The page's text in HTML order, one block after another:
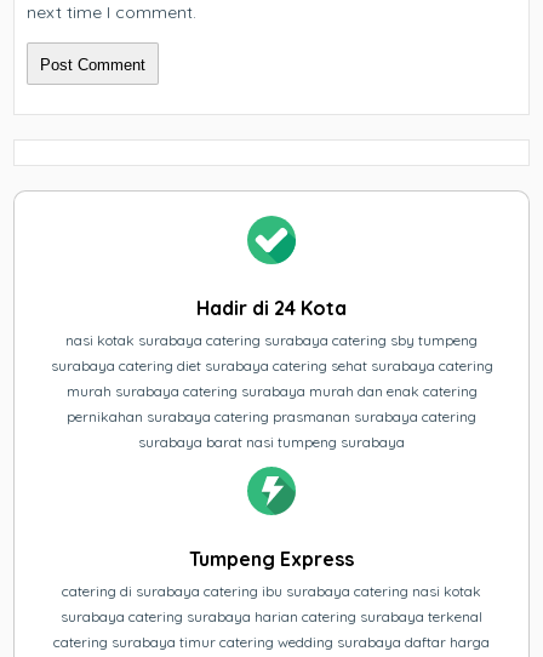
next time I comment.
Hadir di 24 Kota
nasi kotak surabaya catering surabaya catering sby tumpeng
surabaya catering diet surabaya catering sehat surabaya catering
murah surabaya catering surabaya murah dan enak catering
pernikahan surabaya catering prasmanan surabaya catering
surabaya barat nasi tumpeng surabaya
Tumpeng Express
catering di surabaya catering ibu surabaya catering nasi kotak
surabaya catering surabaya harian catering surabaya terkenal
catering surabaya timur catering wedding surabaya daftar harga